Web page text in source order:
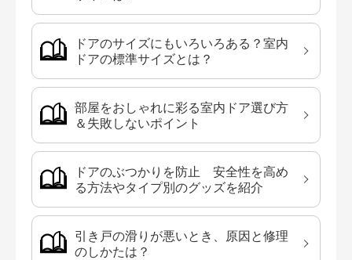
ドアのサイズにもいろいろある？室内
ドアの標準サイズとは？
部屋をおしゃれに彩る室内ドア選び方
＆失敗しないポイント
ドアのぶつかりを防止 安全性を高め
る方法やタイプ別のグッズを紹介
引き戸の滑りが悪いとき、原因と修理
のしかたは？